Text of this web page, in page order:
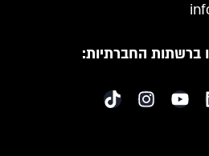
ברשתות החברתיות: